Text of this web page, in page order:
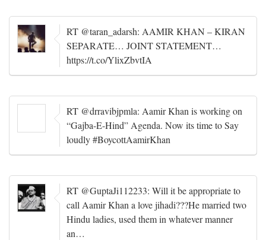
RT @taran_adarsh: AAMIR KHAN – KIRAN
SEPARATE… JOINT STATEMENT…
https://t.co/YlixZbvtIA
RT @drravibjpmla: Aamir Khan is working on
“Gajba-E-Hind” Agenda. Now its time to Say
loudly #BoycottAamirKhan
RT @GuptaJi112233: Will it be appropriate to
call Aamir Khan a love jihadi???He married two
Hindu ladies, used them in whatever manner
an…